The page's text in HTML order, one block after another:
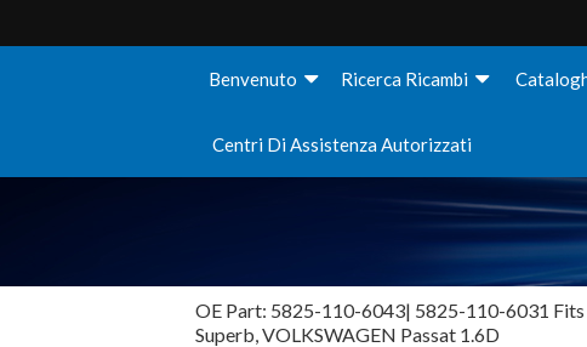
Benvenuto Ricerca Ricambi
Centri Di Assistenza Autorizzati
OE Part: 5825-110-6043| 5825-110-6031
Superb, VOLKSWAGEN Passat 1.6D